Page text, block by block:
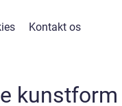
Kontakt os
kunstform